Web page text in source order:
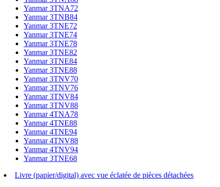
Yanmar 3TNA72
Yanmar 3TNB84
Yanmar 3TNE72
Yanmar 3TNE74
Yanmar 3TNE78
Yanmar 3TNE82
Yanmar 3TNE84
Yanmar 3TNE88
Yanmar 3TNV70
Yanmar 3TNV76
Yanmar 3TNV84
Yanmar 3TNV88
Yanmar 4TNA78
Yanmar 4TNE88
Yanmar 4TNE94
Yanmar 4TNV88
Yanmar 4TNV94
Yanmar 3TNE68
Livre (papier/digital) avec vue éclatée de pièces détachées